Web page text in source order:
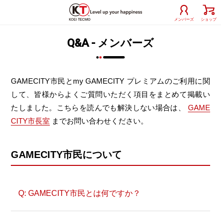
メンバーズ ショップ
Q&A - メンバーズ
GAMECITY市民とmy GAMECITY プレミアムのご利用に関
して、皆様からよくご質問いただく項目をまとめて掲載い
たしました。こちらを読んでも解決しない場合は、 GAME
CITY市長室 までお問い合わせください。
GAMECITY市民について
GAMECITY市民とは何ですか？